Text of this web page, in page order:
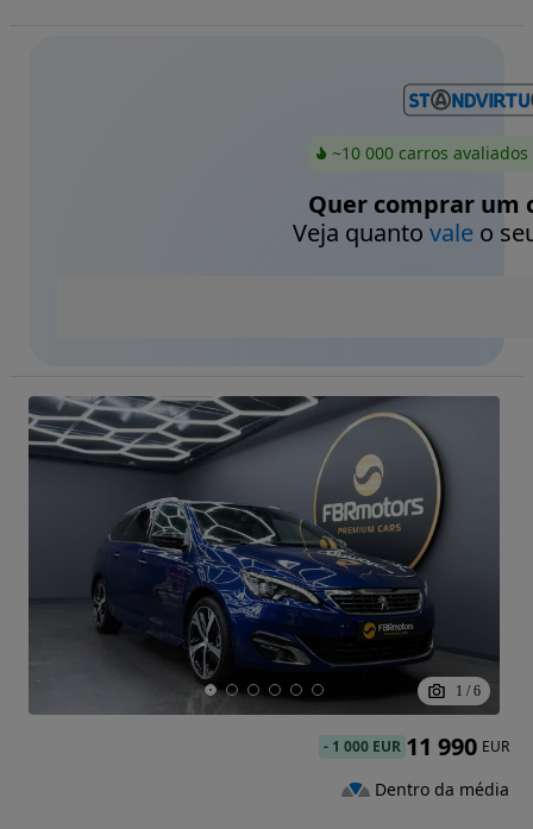
~10 000 carros
Quer comprar um
Veja quanto valeo
1 / 6
- 1 000 EUR 11 990 EUR
Dentro da média